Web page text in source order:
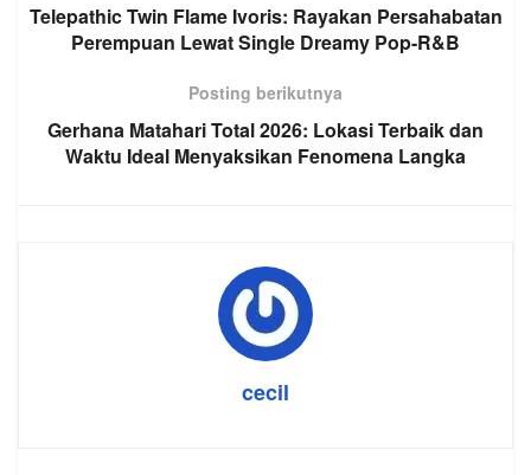
Telepathic Twin Flame Ivoris: Rayakan Persahabatan
Perempuan Lewat Single Dreamy Pop-R&B
Posting berikutnya
Gerhana Matahari Total 2026: Lokasi Terbaik dan
Waktu Ideal Menyaksikan Fenomena Langka
cecil